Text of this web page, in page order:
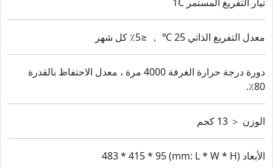
معدل التفريغ الذاتي 25 ℃ ， ≤5٪ كل شهر
دورة درجة حرارة الغرفة 4000 مرة ، معدل الاحتفاظ بالقدرة
80٪.
الوزن ＜ 13 كجم
الأبعاد (mm: L * W * H) 483 * 415 * 95